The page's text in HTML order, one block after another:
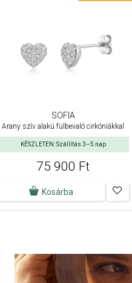
SOFIA
Arany szív alakú fülbevaló cirkóniákkal
KÉSZLETEN: Szállítás 3–5 nap
75 900 Ft
Kosárba